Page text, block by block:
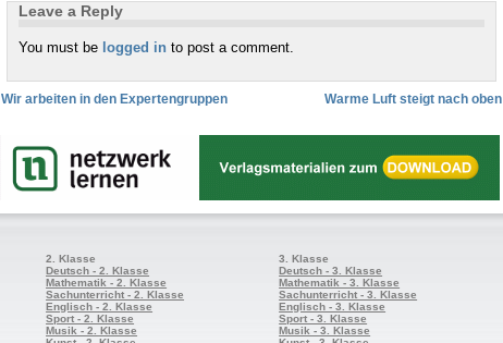
Leave a Reply
You must be logged in to post a comment.
Wir arbeiten in den Expertengruppen Warme Luft steigt nach oben
2. Klasse
Deutsch - 2. Klasse
Mathematik - 2. Klasse
Sachunterricht - 2. Klasse
Englisch - 2. Klasse
Sport - 2. Klasse
Musik - 2. Klasse
3. Klasse
Deutsch - 3. Klasse
Mathematik - 3. Klasse
Sachunterricht - 3. Klasse
Englisch - 3. Klasse
Sport - 3. Klasse
Musik - 3. Klasse